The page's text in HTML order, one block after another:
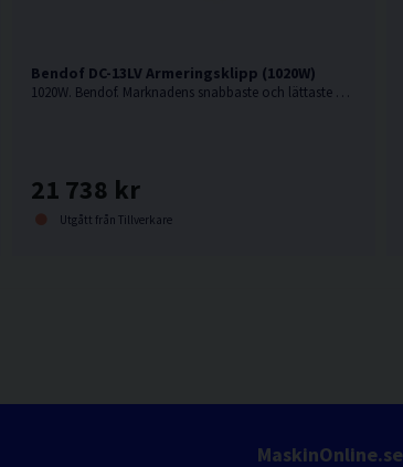
Bendof DC-13LV Armeringsklipp (1020W)
1020W. Bendof. Marknadens snabbaste och lättaste armeringsklipp i sin klass (endast 6kg).
21 738 kr
Utgått från Tillverkare
MaskinOnline.se